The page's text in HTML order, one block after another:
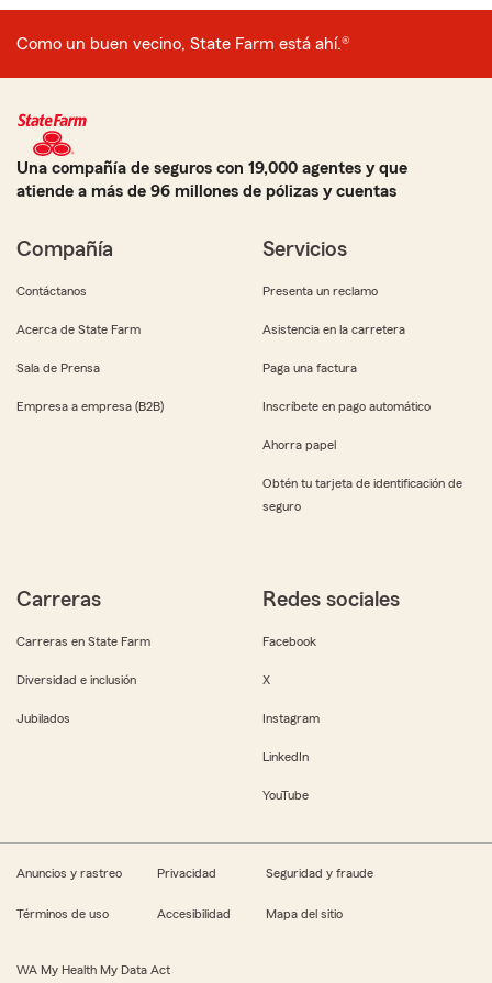
Como un buen vecino, State Farm está ahí.®
Una compañía de seguros con 19,000 agentes y que
atiende a más de 96 millones de pólizas y cuentas
Compañía
Contáctanos
Acerca de State Farm
Sala de Prensa
Empresa a empresa (B2B)
Servicios
Presenta un reclamo
Asistencia en la carretera
Paga una factura
Inscríbete en pago automático
Ahorra papel
Obtén tu tarjeta de identificación de
seguro
Carreras
Carreras en State Farm
Diversidad e inclusión
Jubilados
Redes sociales
Facebook
X
Instagram
LinkedIn
YouTube
Anuncios y rastreo Privacidad Seguridad y fraude
Términos de uso Accesibilidad Mapa del sitio
WA My Health My Data Act